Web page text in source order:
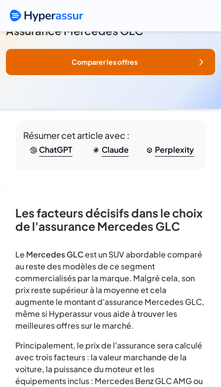
Assurance Mercedes GLC
Comparer les offres
Résumer cet article avec :
ChatGPT Claude Perplexity
Les facteurs décisifs dans le choix
de l'assurance Mercedes GLC
Le Mercedes GLCest un SUV abordable comparé
au reste des modèles de ce segment
commercialisés par la marque. Malgré cela, son
prix reste supérieur à la moyenne et cela
augmente le montant d'assurance Mercedes GLC,
même si Hyperassur vous aide à trouver les
meilleures offres sur le marché.
Principalement, le prix de l'assurance sera calculé
avec trois facteurs : la valeur marchande de la
voiture, la puissance du moteur et les
équipements inclus : Mercedes Benz GLC AMG ou